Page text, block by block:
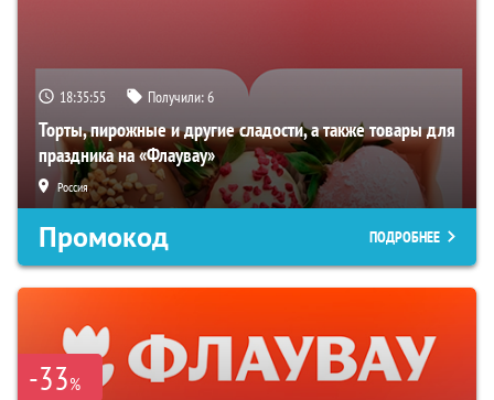
18:35:54 Получили:6
Торты, пирожные и другие сладости, а также товары для
праздника на «Флаувау»
Россия
Промокод ПОДРОБНЕЕ
-33%